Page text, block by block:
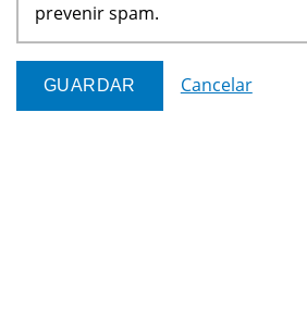
prevenir spam.
Cancelar